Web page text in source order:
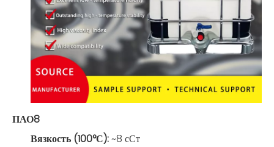
ПАО8
Вязкость (100°С):~8 сСт